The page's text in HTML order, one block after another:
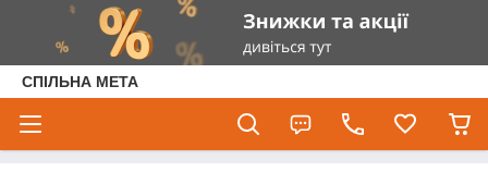
СПІЛЬНА МЕТА